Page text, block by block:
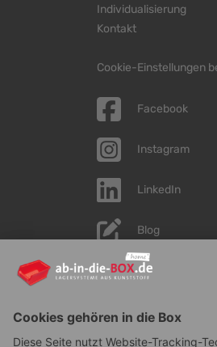
Individualisierung
Kontakt
Cookie-Einstellungen
Facebook
Instagram
LinkedIn
Blog
YouTube